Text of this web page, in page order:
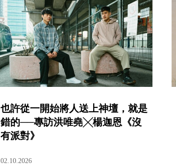
也許從一開始將人送上神壇，就是
錯的──專訪洪唯堯╳楊迦恩《沒
有派對》
02.10.2026